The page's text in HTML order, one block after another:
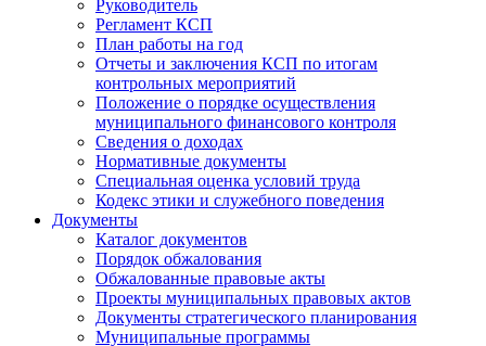
Руководитель
Регламент КСП
План работы на год
Отчеты и заключения КСП по итогам
контрольных мероприятий
Положение о порядке осуществления
муниципального финансового контроля
Сведения о доходах
Нормативные документы
Специальная оценка условий труда
Кодекс этики и служебного поведения
Документы
Каталог документов
Порядок обжалования
Обжалованные правовые акты
Проекты муниципальных правовых актов
Документы стратегического планирования
Муниципальные программы